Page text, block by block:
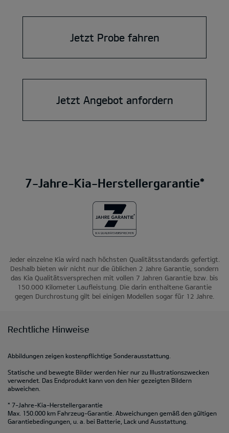
Jetzt Probe fahren
Jetzt Angebot anfordern
7-Jahre-Kia-Herstellergarantie*
Jeder einzelne Kia wird nach höchsten Qualitätsstandards gefertigt.
Deshalb bieten wir nicht nur die üblichen 2 Jahre Garantie, sondern
das Kia Qualitätsversprechen mit vollen 7 Jahren Garantie bzw. bis
150.000 Kilometer Laufleistung. Die darin enthaltene Garantie
gegen Durchrostung gilt bei einigen Modellen sogar für 12 Jahre.
Rechtliche Hinweise
Abbildungen zeigen kostenpflichtige Sonderausstattung.
Statische und bewegte Bilder werden hier nur zu Illustrationszwecken
verwendet. Das Endprodukt kann von den hier gezeigten Bildern
abweichen.
* 7-Jahre-Kia-Herstellergarantie
Max. 150.000 km Fahrzeug-Garantie. Abweichungen gemäß den gültigen
Garantiebedingungen, u. a. bei Batterie, Lack und Ausstattung.